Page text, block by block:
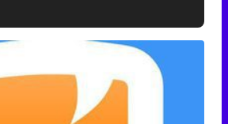
'120 Minutos' celebra sus 2.000 programas en Telemadrid con un vídeo del día a día en la redacción